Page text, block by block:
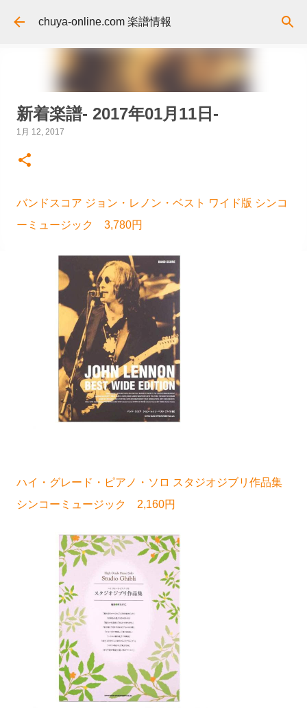
スキップしてメイン コンテンツに移動
chuya-online.com 楽譜情報
新着楽譜- 2017年01月11日-
1月 12, 2017
バンドスコア ジョン・レノン・ベスト ワイド版 シンコ
ーミュージック 3,780円
ハイ・グレード・ピアノ・ソロ スタジオジブリ作品集
シンコーミュージック 2,160円